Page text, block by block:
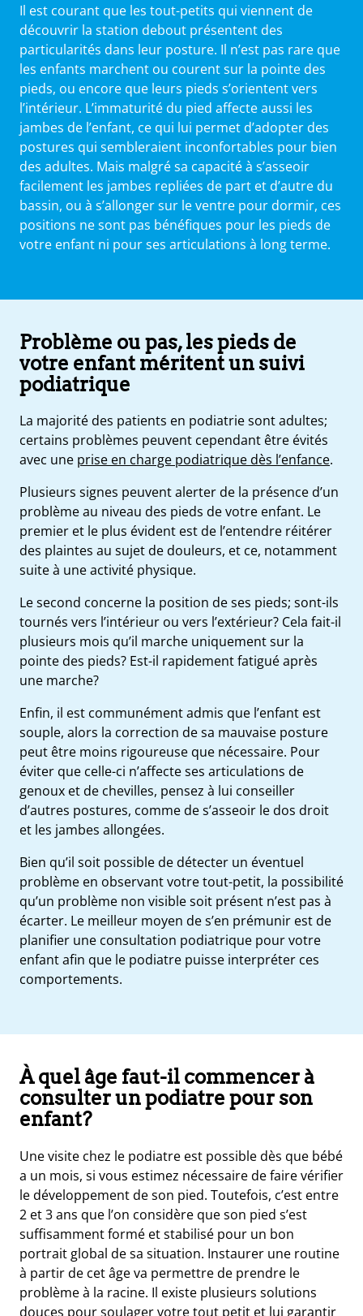
Il est courant que les tout-petits qui viennent de
découvrir la station debout présentent des
particularités dans leur posture. Il n’est pas rare que
les enfants marchent ou courent sur la pointe des
pieds, ou encore que leurs pieds s’orientent vers
l’intérieur. L’immaturité du pied affecte aussi les
jambes de l’enfant, ce qui lui permet d’adopter des
postures qui sembleraient inconfortables pour bien
des adultes. Mais malgré sa capacité à s’asseoir
facilement les jambes repliées de part et d’autre du
bassin, ou à s’allonger sur le ventre pour dormir, ces
positions ne sont pas bénéfiques pour les pieds de
votre enfant ni pour ses articulations à long terme.
Problème ou pas, les pieds de
votre enfant méritent un suivi
podiatrique
La majorité des patients en podiatrie sont adultes;
certains problèmes peuvent cependant être évités
avec une prise en charge podiatrique dès l’enfance.
Plusieurs signes peuvent alerter de la présence d’un
problème au niveau des pieds de votre enfant. Le
premier et le plus évident est de l’entendre réitérer
des plaintes au sujet de douleurs, et ce, notamment
suite à une activité physique.
Le second concerne la position de ses pieds; sont-ils
tournés vers l’intérieur ou vers l’extérieur? Cela fait-il
plusieurs mois qu’il marche uniquement sur la
pointe des pieds? Est-il rapidement fatigué après
une marche?
Enfin, il est communément admis que l’enfant est
souple, alors la correction de sa mauvaise posture
peut être moins rigoureuse que nécessaire. Pour
éviter que celle-ci n’affecte ses articulations de
genoux et de chevilles, pensez à lui conseiller
d’autres postures, comme de s’asseoir le dos droit
et les jambes allongées.
Bien qu’il soit possible de détecter un éventuel
problème en observant votre tout-petit, la possibilité
qu’un problème non visible soit présent n’est pas à
écarter. Le meilleur moyen de s’en prémunir est de
planifier une consultation podiatrique pour votre
enfant afin que le podiatre puisse interpréter ces
comportements.
À quel âge faut-il commencer à
consulter un podiatre pour son
enfant?
Une visite chez le podiatre est possible dès que bébé
a un mois, si vous estimez nécessaire de faire vérifier
le développement de son pied. Toutefois, c’est entre
2 et 3 ans que l’on considère que son pied s’est
suffisamment formé et stabilisé pour un bon
portrait global de sa situation. Instaurer une routine
à partir de cet âge va permettre de prendre le
problème à la racine. Il existe plusieurs solutions
douces pour soulager votre tout petit et lui garantir